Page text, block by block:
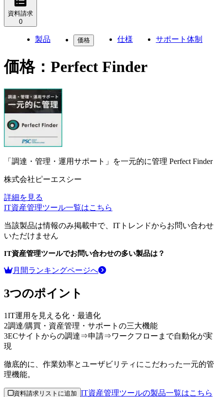
資料請求
0
製品 価格 仕様 サポート体制
価格： Perfect Finder
「調達・管理・運用サポート」を一元的に管理 Perfect Finder
株式会社ピーエスシー
詳細を見る
IT資産管理ツール一覧はこちら
当該製品は情報のみ掲載中で、ITトレンドからお問い合わせ
いただけません
IT資産管理ツールでお問い合わせの多い製品は？
月間ランキングページへ
3つのポイント
1IT運用を見える化・最適化
2調達/購買・資産管理・サポートの三大機能
3ECサイトからの調達⇒申請⇒ワークフローまで自動化が実
現
徹底的に、作業効率とユーザビリティにこだわった一元的管
理機能。
資料請求リストに追加 IT資産管理ツールの製品一覧はこちら